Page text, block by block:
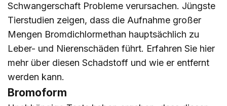
Schwangerschaft Probleme verursachen. Jüngste
Tierstudien zeigen, dass die Aufnahme großer
Mengen Bromdichlormethan hauptsächlich zu
Leber- und Nierenschäden führt. Erfahren Sie hier
mehr über diesen Schadstoff und wie er entfernt
werden kann.
Bromoform